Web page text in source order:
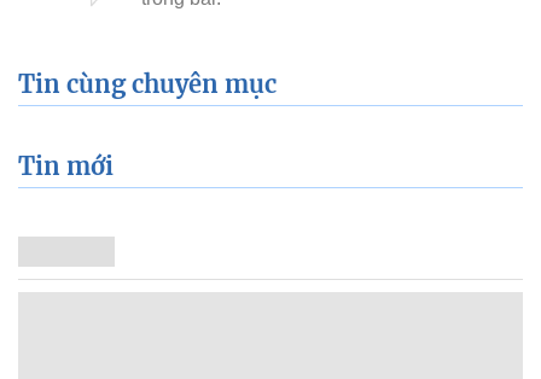
Tin cùng chuyên mục
Tin mới